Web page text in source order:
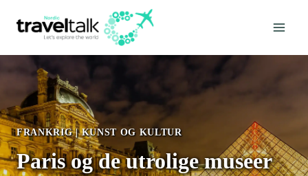
FRANKRIG|KUNST OG KULTUR
Paris og de utrolige museer